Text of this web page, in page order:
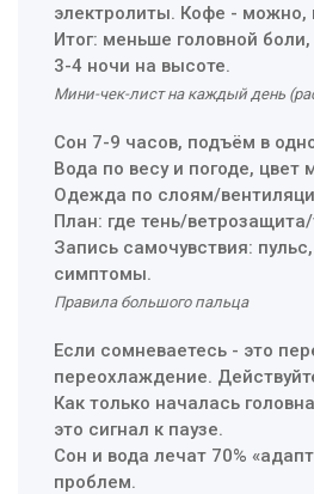
электролиты. Кофе - можно,
Итог: меньше головной
3-4 ночи на высоте.
Мини-чек-лист на каждый день
Сон 7-9 часов, подъём в
Вода по весу и погоде, цвет
Одежда по слоям/
План: где тень/
Запись самочувствия:
симптомы.
Правила большого пальца
Если сомневаетесь - это
переохлаждение.
Как только началась
это сигнал к паузе.
Сон и вода лечат 70%
проблем.